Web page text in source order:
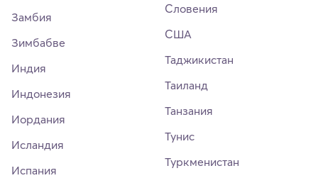
Замбия
Зимбабве
Индия
Индонезия
Иордания
Исландия
Испания
Словения
США
Таджикистан
Таиланд
Танзания
Тунис
Туркменистан